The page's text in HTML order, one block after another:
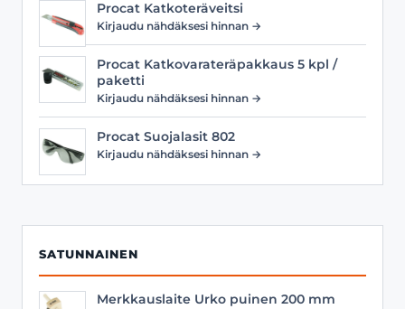
Procat Katkoteräveitsi
Kirjaudu nähdäksesi hinnan →
Procat Katkovarateräpakkaus 5 kpl /
paketti
Kirjaudu nähdäksesi hinnan →
Procat Suojalasit 802
Kirjaudu nähdäksesi hinnan →
SATUNNAINEN
Merkkauslaite Urko puinen 200 mm